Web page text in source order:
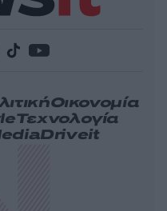
Οικονομία
Τεχνολογία
Driveit